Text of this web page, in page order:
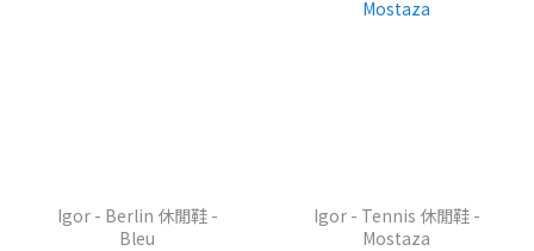
Igor - Berlin 休閒鞋 -
Bleu
Igor - Tennis 休閒鞋 -
Mostaza